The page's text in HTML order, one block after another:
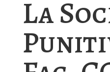
La